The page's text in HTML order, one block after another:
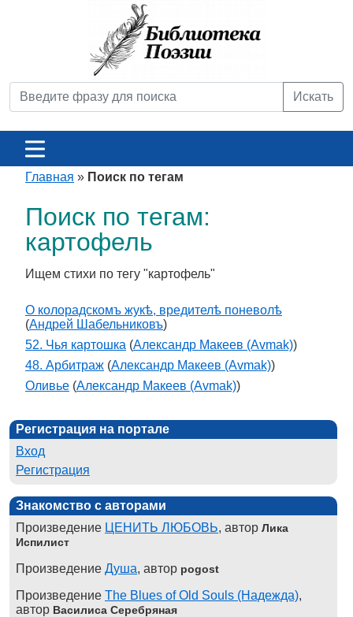
Искать
Главная » Поиск по тегам
Поиск по тегам:
картофель
Ищем стихи по тегу "картофель"
О колорадскомъ жукѣ, вредителѣ поневолѣ
(Андрей Шабельниковъ)
52. Чья картошка (Александр Макеев (Avmak))
48. Арбитраж (Александр Макеев (Avmak))
Оливье (Александр Макеев (Avmak))
Регистрация на портале
Вход
Регистрация
Знакомство с авторами
Произведение ЦЕНИТЬ ЛЮБОВЬ, автор Лика
Испилист
Произведение Душа, автор pogost
Произведение The Blues of Old Souls (Надежда),
автор Василиса Серебряная